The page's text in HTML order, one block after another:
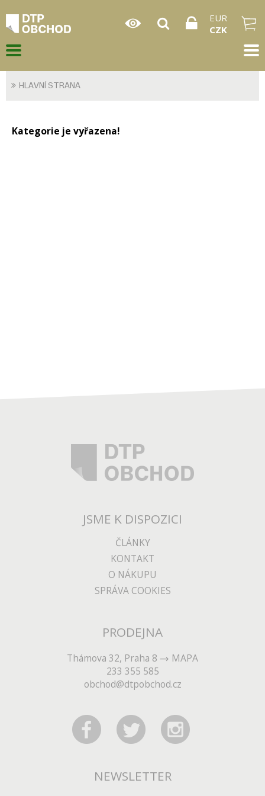
EUR
CZK
HLAVNÍ STRANA
Kategorie je vyřazena!
JSME K DISPOZICI
ČLÁNKY
KONTAKT
O NÁKUPU
SPRÁVA COOKIES
PRODEJNA
Thámova 32, Praha 8
MAPA
233 355 585
obchod@dtpobchod.cz
NEWSLETTER